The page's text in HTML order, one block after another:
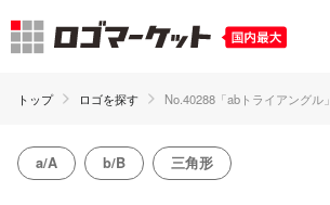
トップ ロゴを探す No.40288「abトライアングル」
a/A b/B 三角形